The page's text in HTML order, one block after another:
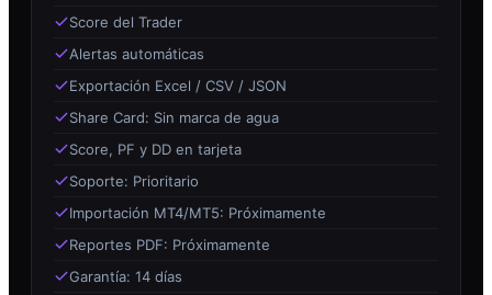
Score del Trader
Alertas automáticas
Exportación Excel / CSV / JSON
Share Card: Sin marca de agua
Score, PF y DD en tarjeta
Soporte: Prioritario
Importación MT4/MT5: Próximamente
Reportes PDF: Próximamente
Garantía: 14 días